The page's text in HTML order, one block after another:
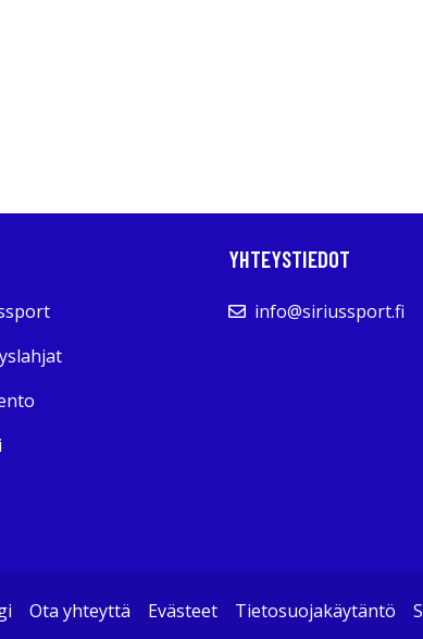
YHTEYSTIEDOT
info@siriussport.fi
Ota yhteyttä Evästeet Tietosuojakäytäntö